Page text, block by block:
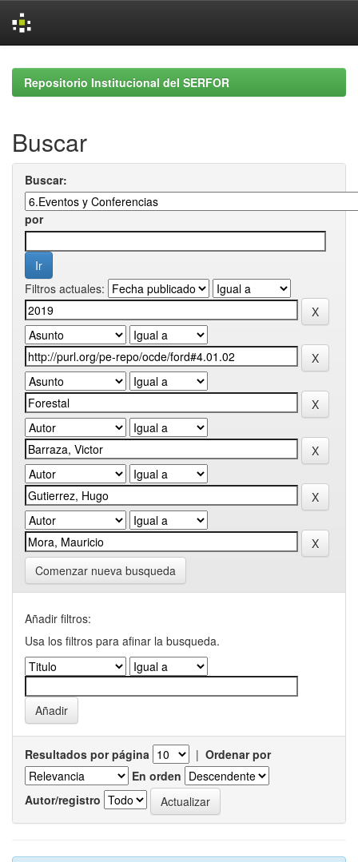
navigationRepositorio Institucional del SERFOR
Buscar
Buscar:
por
Filtros actuales:
Comenzar nueva busqueda
Añadir filtros:
Usa los filtros para afinar la busqueda.
Resultados por página | Ordenar por
En orden
Autor/registro